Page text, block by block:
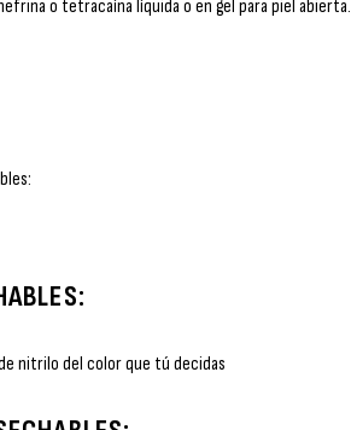
o tetracaína líquida o en gel para piel abierta.
nitrilo del color que tú decidas